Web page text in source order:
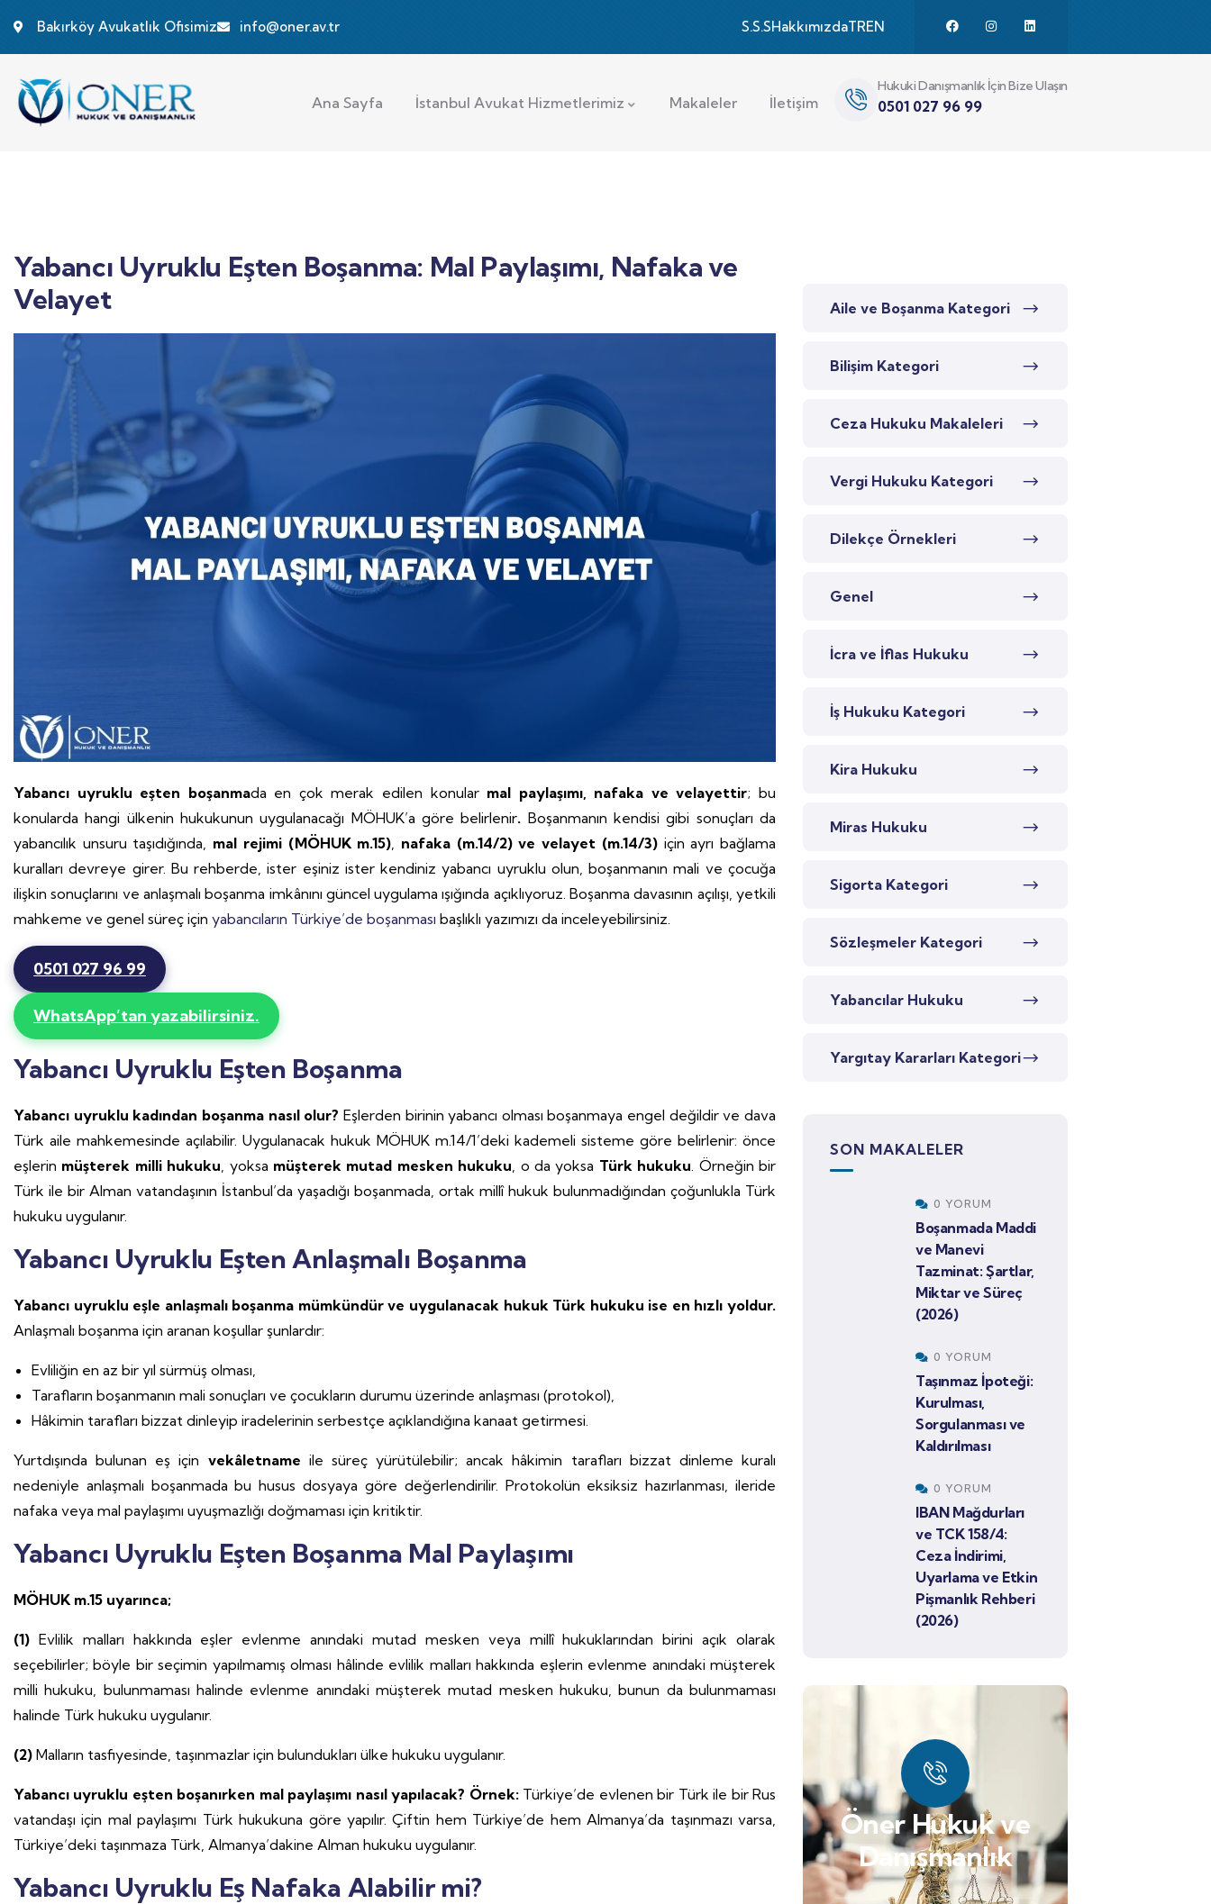
Bakırköy Avukatlık Ofisimiz info@oner.av.tr S.S.SHakkımızdaTREN
Ana Sayfa İstanbul Avukat Hizmetlerimiz Makaleler İletişim
Hukuki Danışmanlık İçin Bize Ulaşın
0501 027 96 99
Yabancı Uyruklu Eşten Boşanma: Mal Paylaşımı, Nafaka ve
Velayet
Yabancı uyruklu eşten boşanmada en çok merak edilen konular mal paylaşımı, nafaka ve velayettir; bu
konularda hangi ülkenin hukukunun uygulanacağı MÖHUK’a göre belirlenir. Boşanmanın kendisi gibi sonuçları da
yabancılık unsuru taşıdığında, mal rejimi (MÖHUK m.15) nafaka (m.14/2) ve velayet (m.14/3)için ayrı bağlama
kuralları devreye girer. Bu rehberde, ister eşiniz ister kendiniz yabancı uyruklu olun, boşanmanın mali ve çocuğa
ilişkin sonuçlarını ve anlaşmalı boşanma imkânını güncel uygulama ışığında açıklıyoruz. Boşanma davasının açılışı, yetkili
mahkeme ve genel süreç için yabancıların Türkiye’de boşanması başlıklı yazımızı da inceleyebilirsiniz.
0501 027 96 99
WhatsApp’tan yazabilirsiniz.
Yabancı Uyruklu Eşten Boşanma
Yabancı uyruklu kadından boşanma nasıl olur? Eşlerden birinin yabancı olması boşanmaya engel değildir ve dava
Türk aile mahkemesinde açılabilir. Uygulanacak hukuk MÖHUK m.14/1’deki kademeli sisteme göre belirlenir: önce
eşlerin müşterek milli hukuku , yoksa müşterek mutad mesken hukuku , o da yoksa Türk hukuku . Örneğin bir
Türk ile bir Alman vatandaşının İstanbul’da yaşadığı boşanmada, ortak millî hukuk bulunmadığından çoğunlukla Türk
hukuku uygulanır.
Yabancı Uyruklu Eşten Anlaşmalı Boşanma
Yabancı uyruklu eşle anlaşmalı boşanma mümkündür ve uygulanacak hukuk Türk hukuku ise en hızlı yoldur.
Anlaşmalı boşanma için aranan koşullar şunlardır:
Evliliğin en az bir yıl sürmüş olması,
Tarafların boşanmanın mali sonuçları ve çocukların durumu üzerinde anlaşması (protokol),
Hâkimin tarafları bizzat dinleyip iradelerinin serbestçe açıklandığına kanaat getirmesi.
Yurtdışında bulunan eş için vekâletname ile süreç yürütülebilir; ancak hâkimin tarafları bizzat dinleme kuralı
nedeniyle anlaşmalı boşanmada bu husus dosyaya göre değerlendirilir. Protokolün eksiksiz hazırlanması, ileride
nafaka veya mal paylaşımı uyuşmazlığı doğmaması için kritiktir.
Yabancı Uyruklu Eşten Boşanma Mal Paylaşımı
MÖHUK m.15 uyarınca;
(1) Evlilik malları hakkında eşler evlenme anındaki mutad mesken veya millî hukuklarından birini açık olarak
seçebilirler; böyle bir seçimin yapılmamış olması hâlinde evlilik malları hakkında eşlerin evlenme anındaki müşterek
milli hukuku, bulunmaması halinde evlenme anındaki müşterek mutad mesken hukuku, bunun da bulunmaması
halinde Türk hukuku uygulanır.
(2) Malların tasfiyesinde, taşınmazlar için bulundukları ülke hukuku uygulanır.
Yabancı uyruklu eşten boşanırken mal paylaşımı nasıl yapılacak? Örnek: Türkiye’de evlenen bir Türk ile bir Rus
vatandaşı için mal paylaşımı Türk hukukuna göre yapılır. Çiftin hem Türkiye’de hem Almanya’da taşınmazı varsa,
Türkiye’deki taşınmaza Türk, Almanya’dakine Alman hukuku uygulanır.
Yabancı Uyruklu Eş Nafaka Alabilir mi?
Aile ve Boşanma Kategori
Bilişim Kategori
Ceza Hukuku Makaleleri
Vergi Hukuku Kategori
Dilekçe Örnekleri
Genel
İcra ve İflas Hukuku
İş Hukuku Kategori
Kira Hukuku
Miras Hukuku
Sigorta Kategori
Sözleşmeler Kategori
Yabancılar Hukuku
Yargıtay Kararları Kategori
SON MAKALELER
0 YORUM
Boşanmada Maddi
ve Manevi
Tazminat: Şartlar,
Miktar ve Süreç
(2026)
0 YORUM
Taşınmaz İpoteği:
Kurulması,
Sorgulanması ve
Kaldırılması
0 YORUM
IBAN Mağdurları
ve TCK 158/4:
Ceza İndirimi,
Uyarlama ve Etkin
Pişmanlık Rehberi
(2026)
Öner Hukuk ve
Danışmanlık